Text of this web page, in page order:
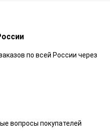
по всей России через
вопросы покупателей